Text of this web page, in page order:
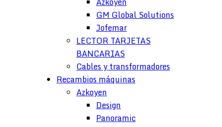
GM Global Solutions
Jofemar
LECTOR TARJETAS
BANCARIAS
Cables y transformadores
Recambios máquinas
Azkoyen
Design
Panoramic